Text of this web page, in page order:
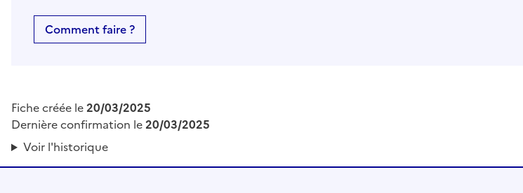
Comment faire ?
Fiche créée le20/03/2025
Dernière confirmation le20/03/2025
Voir l'historique